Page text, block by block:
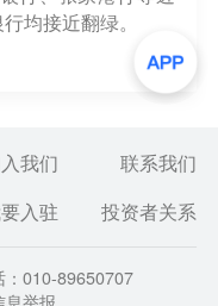
均接近翻绿。
我们
联系我们
入驻 投资者关系
：010-89650707